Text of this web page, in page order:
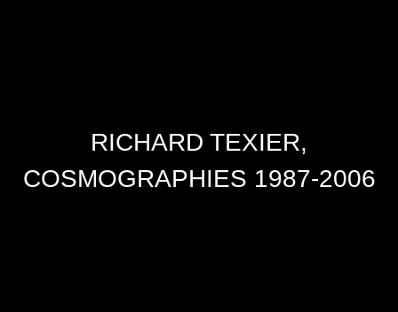
RICHARD TEXIER,
COSMOGRAPHIES 1987-2006